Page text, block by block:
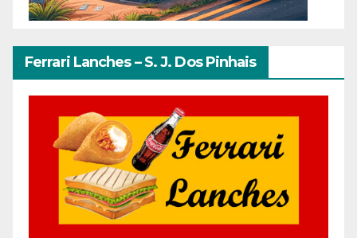
Ferrari Lanches – S. J. Dos Pinhais